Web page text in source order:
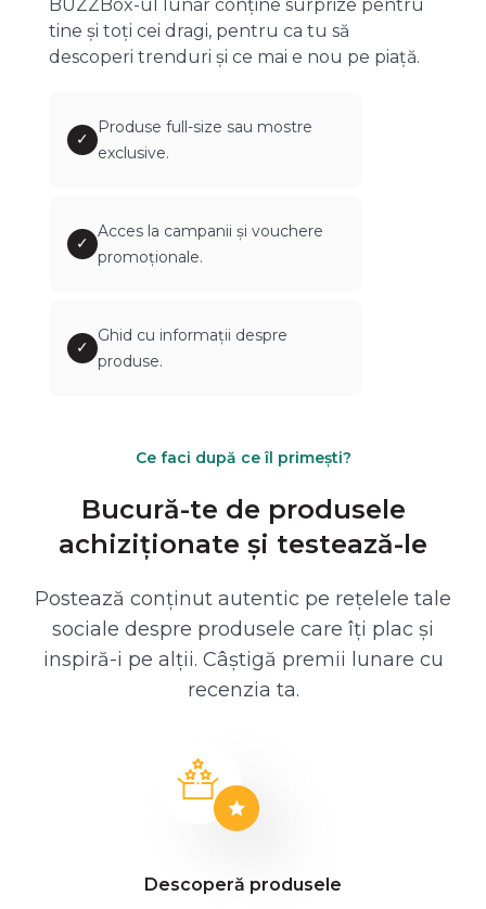
BUZZBox-ul lunar conține surprize pentru
tine și toți cei dragi, pentru ca tu să
descoperi trenduri și ce mai e nou pe piață.
✓
Produse full-size sau mostre
exclusive.
✓
Acces la campanii și vouchere
promoționale.
✓
Ghid cu informații despre
produse.
Ce faci după ce îl primești?
Bucură-te de produsele
achiziționate și testează-le
Postează conținut autentic pe rețelele tale
sociale despre produsele care îți plac și
inspiră-i pe alții. Câștigă premii lunare cu
recenzia ta.
Descoperă produsele